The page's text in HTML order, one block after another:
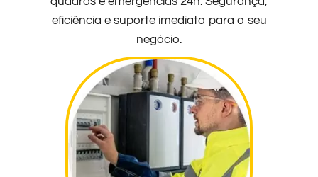
eficiência e suporte imediato para o seu
negócio.